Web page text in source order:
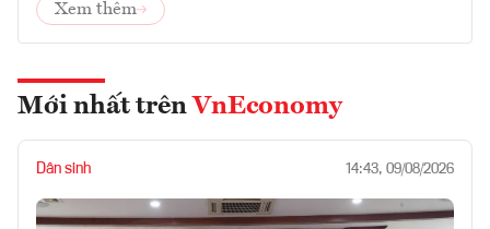
Xem thêm
Mới nhất trên VnEconomy
Dân sinh 14:43, 09/08/2026